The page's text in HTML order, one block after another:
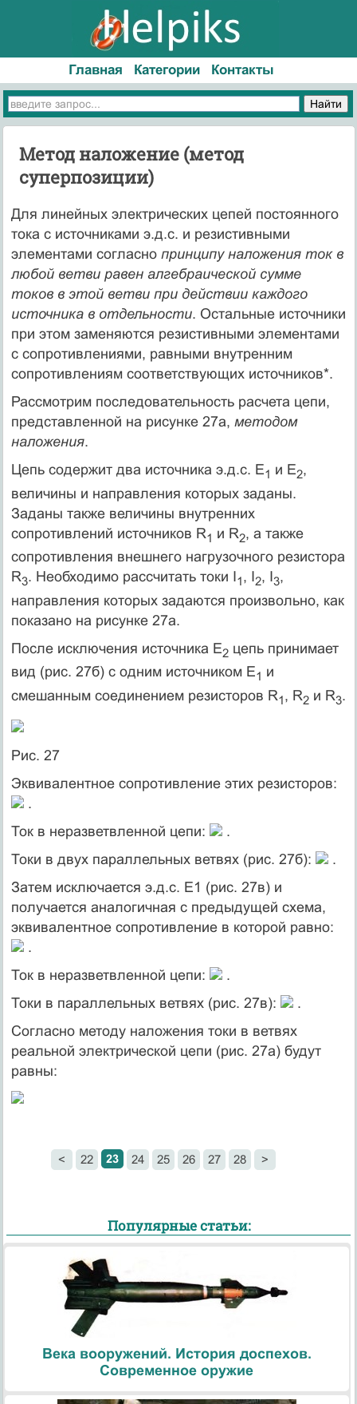
Главная Категории Контакты
Метод наложение (метод
суперпозиции)
Для линейных электрических цепей постоянного
тока с источниками э.д.с. и резистивными
элементами согласно принципу наложения ток в
любой ветви равен алгебраической сумме
токов в этой ветви при действии каждого
источника в отдельности. Остальные источники
при этом заменяются резистивными элементами
с сопротивлениями, равными внутренним
сопротивлениям соответствующих источников*.
Рассмотрим последовательность расчета цепи,
представленной на рисунке 27а, методом
наложения.
Цепь содержит два источника э.д.с. Е1 и Е2,
величины и направления которых заданы.
Заданы также величины внутренних
сопротивлений источников R1 и R2, а также
сопротивления внешнего нагрузочного резистора
R3. Необходимо рассчитать токи I1, I2, I3,
направления которых задаются произвольно, как
показано на рисунке 27а.
После исключения источника Е2цепь принимает
вид (рис. 27б) с одним источником Е1 и
смешанным соединением резисторов R1, R2и R3.
Рис. 27
Эквивалентное сопротивление этих резисторов:
.
Ток в неразветвленной цепи:
.
Токи в двух параллельных ветвях (рис. 27б):
.
Затем исключается э.д.с. Е1 (рис. 27в) и
получается аналогичная с предыдущей схема,
эквивалентное сопротивление в которой равно:
.
Ток в неразветвленной цепи:
.
Токи в параллельных ветвях (рис. 27в):
.
Согласно методу наложения токи в ветвях
реальной электрической цепи (рис. 27а) будут
равны:
< 22 23 24 25 26 27 28 >
Популярные статьи:
Века вооружений. История доспехов.
Современное оружие